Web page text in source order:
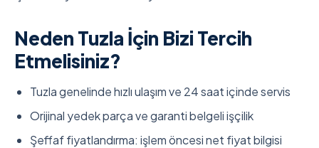
Neden Tuzla İçin Bizi Tercih
Etmelisiniz?
Tuzla genelinde hızlı ulaşım ve 24 saat içinde servis
Orijinal yedek parça ve garanti belgeli işçilik
Şeffaf fiyatlandırma: işlem öncesi net fiyat bilgisi